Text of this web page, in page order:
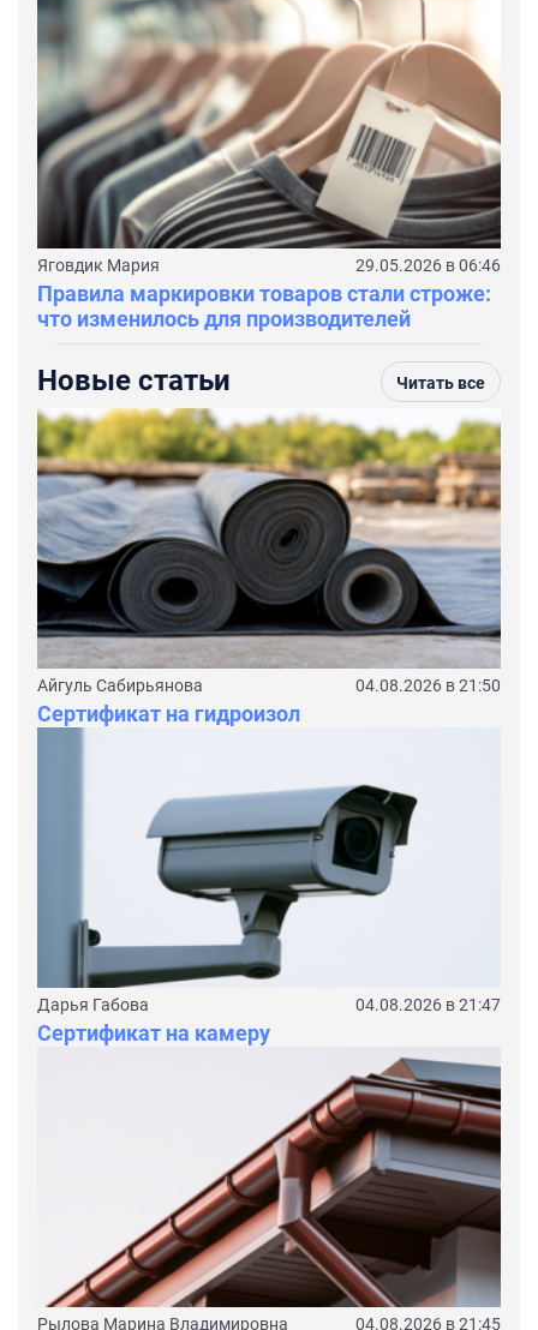
Яговдик Мария 29.05.2026 в 06:46
Правила маркировки товаров стали строже:
что изменилось для производителей
Новые статьи Читать все
Айгуль Сабирьянова 04.08.2026 в 21:50
Сертификат на гидроизол
Дарья Габова 04.08.2026 в 21:47
Сертификат на камеру
Рылова Марина Владимировна 04.08.2026 в 21:45